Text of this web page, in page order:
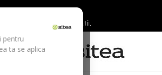
pentru
ta se aplica
de efectuarea platii.